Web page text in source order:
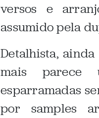
versos e
assumido pela
Detalhista,
mais parece
esparramadas
por samples